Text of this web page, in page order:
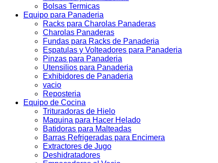
Bolsas Termicas
Equipo para Panaderia
Racks para Charolas Panaderas
Charolas Panaderas
Fundas para Racks de Panaderia
Espatulas y Volteadores para Panaderia
Pinzas para Panaderia
Utensilios para Panaderia
Exhibidores de Panaderia
vacio
Reposteria
Equipo de Cocina
Trituradoras de Hielo
Maquina para Hacer Helado
Batidoras para Malteadas
Barras Refrigeradas para Encimera
Extractores de Jugo
Deshidratadores